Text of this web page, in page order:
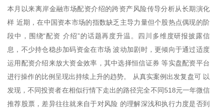
本月以来离岸金融市场配资介绍的跨资产风险传导分析从长期演化
样 近期，在中国资本市场的指数缺乏主导力量但个股热点偶现的阶
段中，围绕“配资 介绍”的话题再度升温。四川多维度研报披露信
息，不少持仓稳步加码资金在市场 波动加剧时，更倾向于通过适度
运用配资介绍来放大资金效率，其中选择恒信证券 等实盘配资平台
进行操作的比例呈现出持续上升的趋势。 从真实案例出发复盘可 以
发现，不同投资者在相似行情下走出的路径完全不同518元一年微信
推荐股票，差异往往就来自于对风险 的理解深浅和执行力度是否到